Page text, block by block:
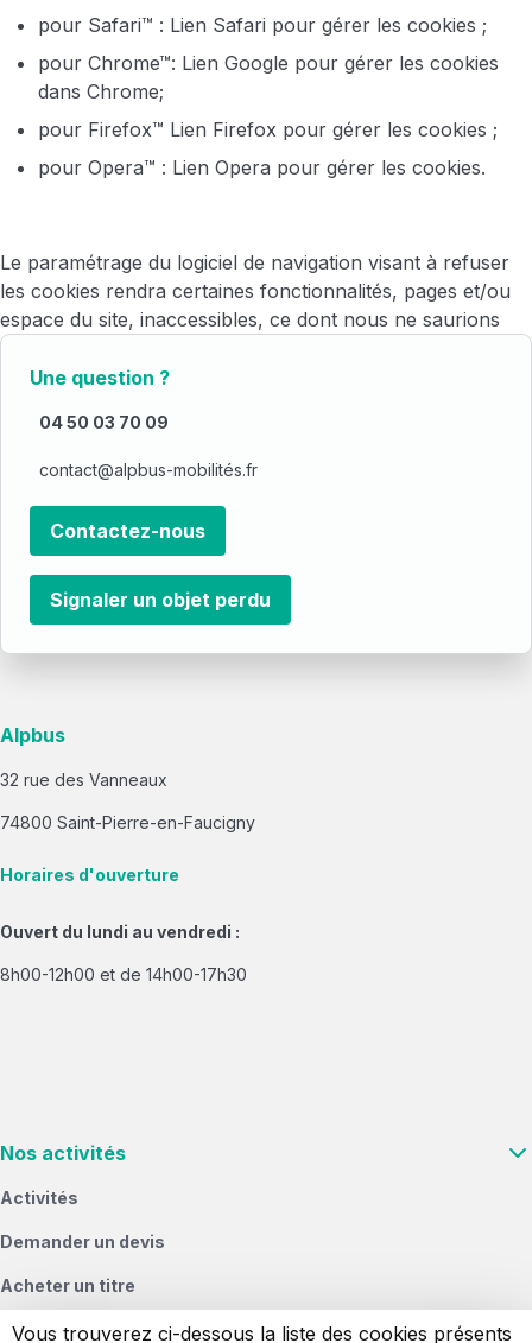
pour Safari™ : Lien Safari pour gérer les cookies ;
pour Chrome™: Lien Google pour gérer les cookies
dans Chrome;
pour Firefox™ Lien Firefox pour gérer les cookies ;
pour Opera™ : Lien Opera pour gérer les cookies.
Le paramétrage du logiciel de navigation visant à refuser
les cookies rendra certaines fonctionnalités, pages et/ou
espace du site, inaccessibles, ce dont nous ne saurions
Une question ?
04 50 03 70 09
contact@alpbus-mobilités.fr
Contactez-nous
Signaler un objet perdu
Alpbus
32 rue des Vanneaux
74800 Saint-Pierre-en-Faucigny
Horaires d'ouverture
Ouvert du lundi au vendredi :
8h00-12h00 et de 14h00-17h30
Nos activités
Activités
Demander un devis
Acheter un titre
Vous & nous
Vous trouverez ci-dessous la liste des cookies présents